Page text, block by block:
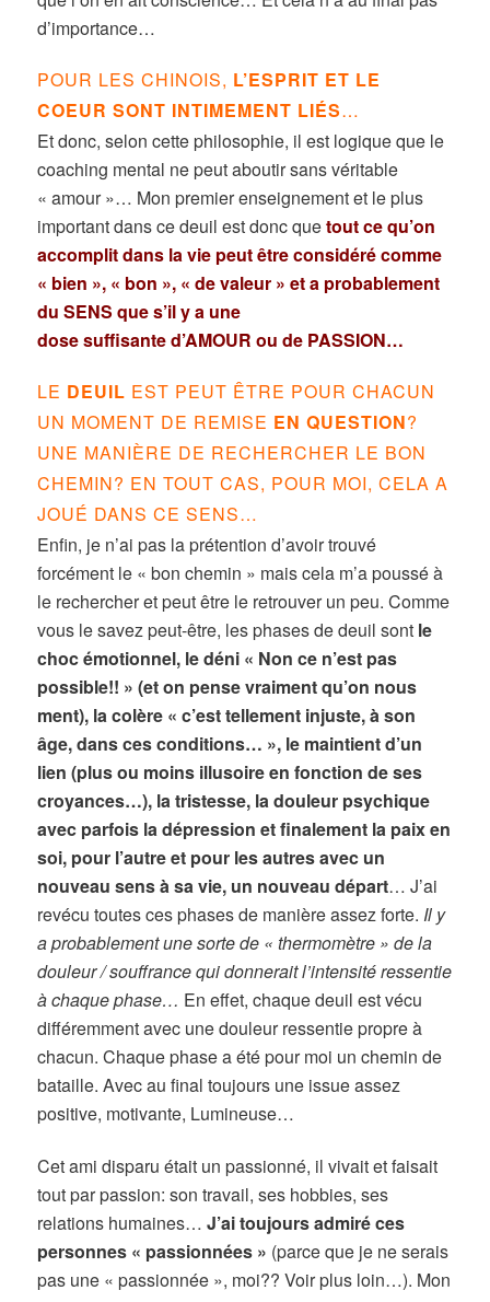
d’importance…
POUR LES CHINOIS, L’ESPRIT ET LE
COEUR SONT INTIMEMENT LIÉS…
Et donc, selon cette philosophie, il est logique que le
coaching mental ne peut aboutir sans véritable
« amour »… Mon premier enseignement et le plus
important dans ce deuil est donc quetout ce qu’on
accomplit dans la vie peut être considéré comme
« bien », « bon », « de valeur » et a probablement
du SENS que s’il y a une
dose suffisante d’AMOUR ou de PASSION…
LE DEUIL EST PEUT ÊTRE POUR CHACUN
UN MOMENT DE REMISE EN QUESTION?
UNE MANIÈRE DE RECHERCHER LE BON
CHEMIN? EN TOUT CAS, POUR MOI, CELA A
JOUÉ DANS CE SENS…
Enfin, je n’ai pas la prétention d’avoir trouvé
forcément le « bon chemin » mais cela m’a poussé à
le rechercher et peut être le retrouver un peu. Comme
vous le savez peut-être, les phases de deuil sont le
choc émotionnel, le déni « Non ce n’est pas
possible!! » (et on pense vraiment qu’on nous
ment), la colère « c’est tellement injuste, à son
âge, dans ces conditions… », le maintient d’un
lien (plus ou moins illusoire en fonction de ses
croyances…), la tristesse, la douleur psychique
avec parfois la dépression et finalement la paix en
soi, pour l’autre et pour les autres avec un
nouveau sens à sa vie, un nouveau départ… J’ai
revécu toutes ces phases de manière assez forte. Il y
a probablement une sorte de « thermomètre » de la
douleur / souffrance qui donnerait l’intensité ressentie
à chaque phase… En effet, chaque deuil est vécu
différemment avec une douleur ressentie propre à
chacun. Chaque phase a été pour moi un chemin de
bataille. Avec au final toujours une issue assez
positive, motivante, Lumineuse…
Cet ami disparu était un passionné, il vivait et faisait
tout par passion: son travail, ses hobbies, ses
relations humaines…J’ai toujours admiré ces
personnes « passionnées » (parce que je ne serais
pas une « passionnée », moi?? Voir plus loin…). Mon